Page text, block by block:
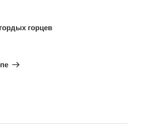
горцев